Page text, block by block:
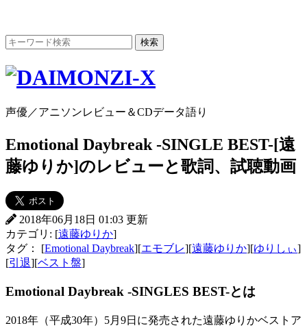
声優／アニソンレビュー＆CDデータ語り
Emotional Daybreak -SINGLE BEST-[遠
藤ゆりか]のレビューと歌詞、試聴動画
2018年06月18日 01:03 更新
カテゴリ: [遠藤ゆりか]
タグ： [Emotional Daybreak][エモブレ][遠藤ゆりか][ゆりしぃ]
[引退][ベスト盤]
Emotional Daybreak -SINGLES BEST-とは
2018年（平成30年）5月9日に発売された遠藤ゆりかベストア